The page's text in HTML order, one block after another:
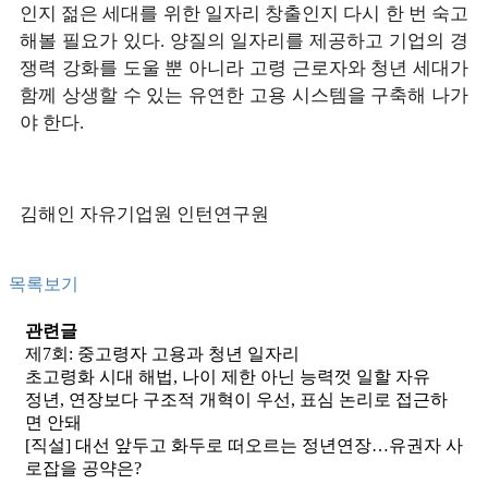
인지 젊은 세대를 위한 일자리 창출인지 다시 한 번 숙고
해볼 필요가 있다. 양질의 일자리를 제공하고 기업의 경
쟁력 강화를 도울 뿐 아니라 고령 근로자와 청년 세대가
함께 상생할 수 있는 유연한 고용 시스템을 구축해 나가
야 한다.
김해인 자유기업원 인턴연구원
목록보기
관련글
제7회: 중고령자 고용과 청년 일자리
초고령화 시대 해법, 나이 제한 아닌 능력껏 일할 자유
정년, 연장보다 구조적 개혁이 우선, 표심 논리로 접근하
면 안돼
[직설] 대선 앞두고 화두로 떠오르는 정년연장…유권자 사
로잡을 공약은?